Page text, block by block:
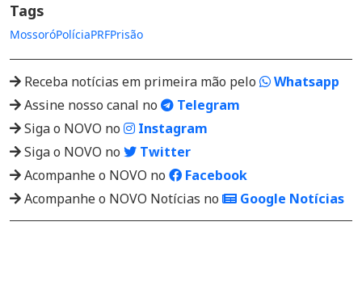
Tags
MossoróPolíciaPRFPrisão
Receba notícias em primeira mão pelo
Whatsapp
Assine nosso canal no
Telegram
Siga o NOVO no
Instagram
Siga o NOVO no
Twitter
Acompanhe o NOVO no
Facebook
Acompanhe o NOVO Notícias no
Google Notícias